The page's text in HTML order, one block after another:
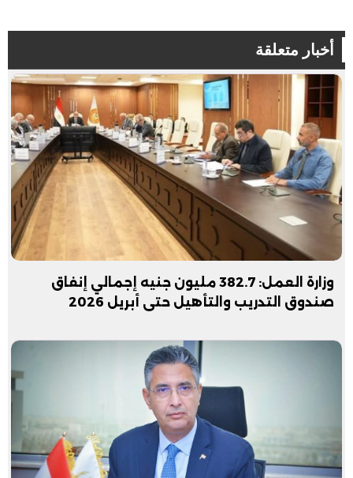
أخبار متعلقة
وزارة العمل: 382.7 مليون جنيه إجمالي إنفاق
صندوق التدريب والتأهيل حتى أبريل 2026